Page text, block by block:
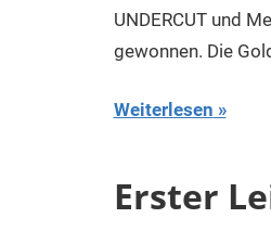
UNDERCUT und
gewonnen. Die
Weiterlesen
Erster